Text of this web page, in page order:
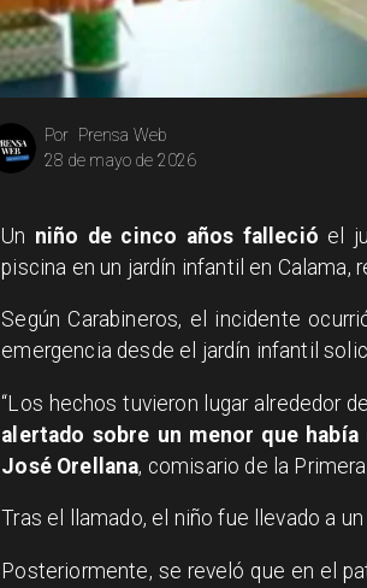
Prensa Web
Por
28 de mayo de 2026
Un niño de cinco años falleció el
piscina en un jardín infantil en Calama,
Según Carabineros, el incidente
emergencia desde el jardín infantil
“Los hechos tuvieron lugar alrededor
alertado sobre un menor que
José Orellana, comisario de la
Tras el llamado, el niño fue llevado a
Posteriormente, se reveló que en el